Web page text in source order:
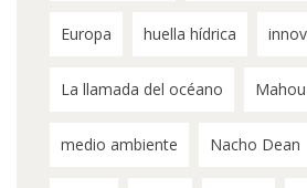
Europa huella hídrica
La llamada del océano
medio ambiente Nacho Dean